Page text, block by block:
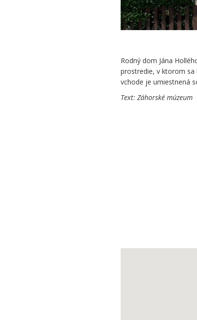
Rodný dom Jána
prostredie, v ktorom sa
vchode je umiestnená
Text: Záhorské